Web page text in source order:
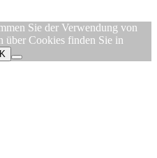
Sie der Verwendung von
über Cookies finden Sie in